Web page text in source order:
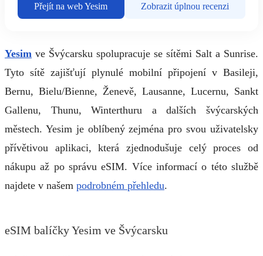
Přejít na web Yesim Zobrazit úplnou recenzi
Yesim ve Švýcarsku spolupracuje se sítěmi Salt a Sunrise.
Tyto sítě zajišťují plynulé mobilní připojení v Basileji,
Bernu, Bielu/Bienne, Ženevě, Lausanne, Lucernu, Sankt
Gallenu, Thunu, Winterthuru a dalších švýcarských
městech. Yesim je oblíbený zejména pro svou uživatelsky
přívětivou aplikaci, která zjednodušuje celý proces od
nákupu až po správu eSIM. Více informací o této službě
najdete v našem podrobném přehledu.
eSIM balíčky Yesim ve Švýcarsku